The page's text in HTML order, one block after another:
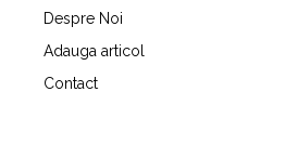
Despre Noi
Adauga articol
Contact